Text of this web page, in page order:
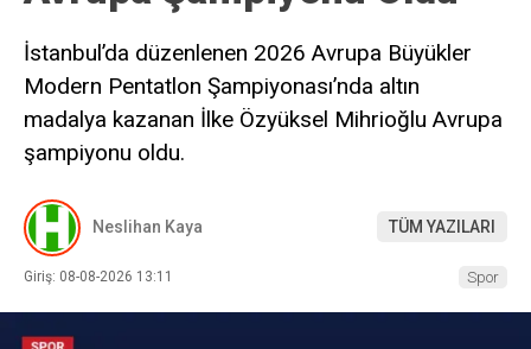
İstanbul’da düzenlenen 2026 Avrupa Büyükler
Modern Pentatlon Şampiyonası’nda altın
madalya kazanan İlke Özyüksel Mihrioğlu Avrupa
şampiyonu oldu.
Neslihan Kaya TÜM YAZILARI
Giriş: 08-08-2026 13:11 Spor